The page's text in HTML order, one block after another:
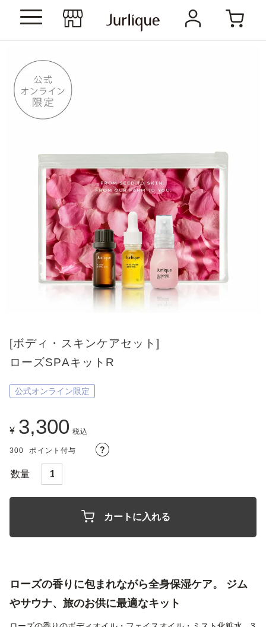
[ボディ・スキンケアセット]
ローズSPAキットR
公式オンライン限定
¥ 3,300 税込
300 ポイント付与
カートに入れる
ローズの香りに包まれながら全身保湿ケア。 ジム
やサウナ、旅のお供に最適なキット